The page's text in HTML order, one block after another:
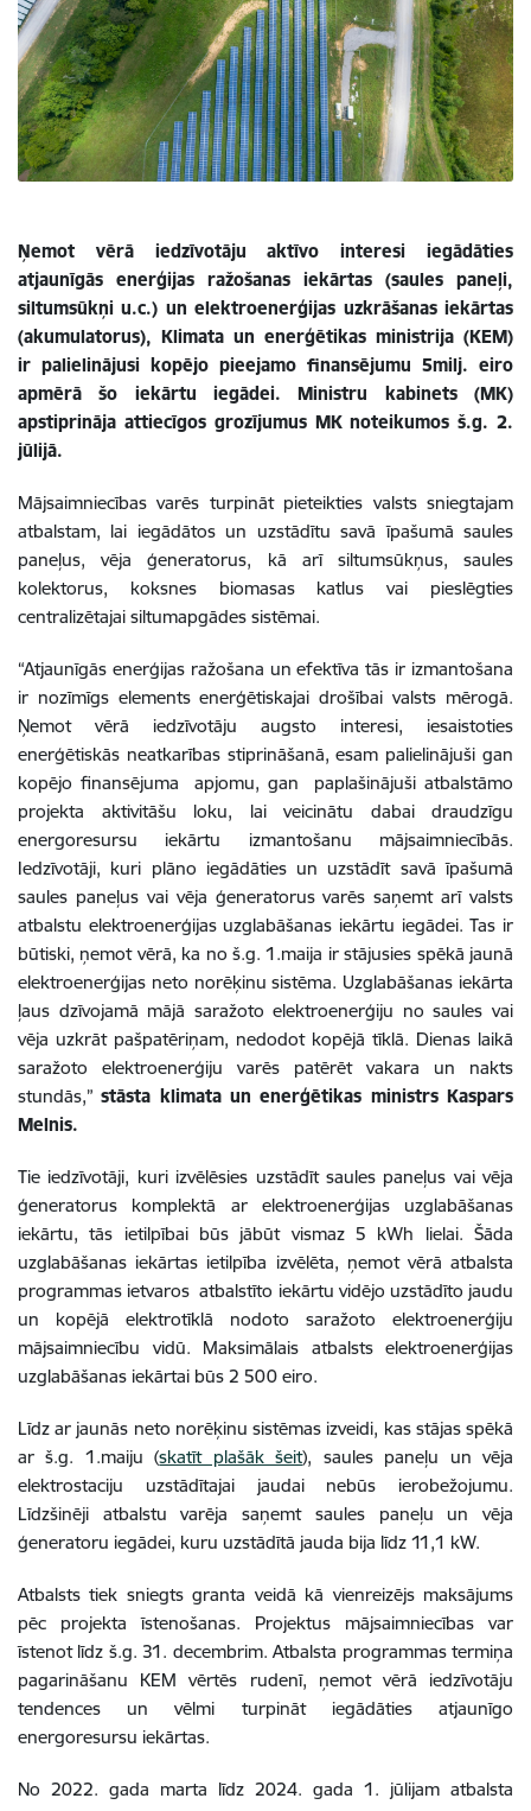
Ņemot vērā iedzīvotāju aktīvo interesi iegādāties
atjaunīgās enerģijas ražošanas iekārtas (saules paneļi,
siltumsūkņi u.c.) un elektroenerģijas uzkrāšanas iekārtas
(akumulatorus), Klimata un enerģētikas ministrija (KEM)
ir palielinājusi kopējo pieejamo finansējumu 5milj. eiro
apmērā šo iekārtu iegādei. Ministru kabinets (MK)
apstiprināja attiecīgos grozījumus MK noteikumos š.g. 2.
jūlijā.
Mājsaimniecības varēs turpināt pieteikties valsts sniegtajam
atbalstam, lai iegādātos un uzstādītu savā īpašumā saules
paneļus, vēja ģeneratorus, kā arī siltumsūkņus, saules
kolektorus, koksnes biomasas katlus vai pieslēgties
centralizētajai siltumapgādes sistēmai.
“Atjaunīgās enerģijas ražošana un efektīva tās ir izmantošana
ir nozīmīgs elements enerģētiskajai drošībai valsts mērogā.
Ņemot vērā iedzīvotāju augsto interesi, iesaistoties
enerģētiskās neatkarības stiprināšanā, esam palielinājuši gan
kopējo finansējuma apjomu, gan paplašinājuši atbalstāmo
projekta aktivitāšu loku, lai veicinātu dabai draudzīgu
energoresursu iekārtu izmantošanu mājsaimniecībās.
Iedzīvotāji, kuri plāno iegādāties un uzstādīt savā īpašumā
saules paneļus vai vēja ģeneratorus varēs saņemt arī valsts
atbalstu elektroenerģijas uzglabāšanas iekārtu iegādei. Tas ir
būtiski, ņemot vērā, ka no š.g. 1.maija ir stājusies spēkā jaunā
elektroenerģijas neto norēķinu sistēma. Uzglabāšanas iekārta
ļaus dzīvojamā mājā saražoto elektroenerģiju no saules vai
vēja uzkrāt pašpatēriņam, nedodot kopējā tīklā. Dienas laikā
saražoto elektroenerģiju varēs patērēt vakara un nakts
stundās,”stāsta klimata un enerģētikas ministrs Kaspars
Melnis.
Tie iedzīvotāji, kuri izvēlēsies uzstādīt saules paneļus vai vēja
ģeneratorus komplektā ar elektroenerģijas uzglabāšanas
iekārtu, tās ietilpībai būs jābūt vismaz 5 kWh lielai. Šāda
uzglabāšanas iekārtas ietilpība izvēlēta, ņemot vērā atbalsta
programmas ietvaros atbalstīto iekārtu vidējo uzstādīto jaudu
un kopējā elektrotīklā nodoto saražoto elektroenerģiju
mājsaimniecību vidū. Maksimālais atbalsts elektroenerģijas
uzglabāšanas iekārtai būs 2 500 eiro.
Līdz ar jaunās neto norēķinu sistēmas izveidi, kas stājas spēkā
ar š.g. 1.maiju (skatīt plašāk šeit), saules paneļu un vēja
elektrostaciju uzstādītajai jaudai nebūs ierobežojumu.
Līdzšinēji atbalstu varēja saņemt saules paneļu un vēja
ģeneratoru iegādei, kuru uzstādītā jauda bija līdz 11,1 kW.
Atbalsts tiek sniegts granta veidā kā vienreizējs maksājums
pēc projekta īstenošanas. Projektus mājsaimniecības var
īstenot līdz š.g. 31. decembrim. Atbalsta programmas termiņa
pagarināšanu KEM vērtēs rudenī, ņemot vērā iedzīvotāju
tendences un vēlmi turpināt iegādāties atjaunīgo
energoresursu iekārtas.
No 2022. gada marta līdz 2024. gada 1. jūlijam atbalsta